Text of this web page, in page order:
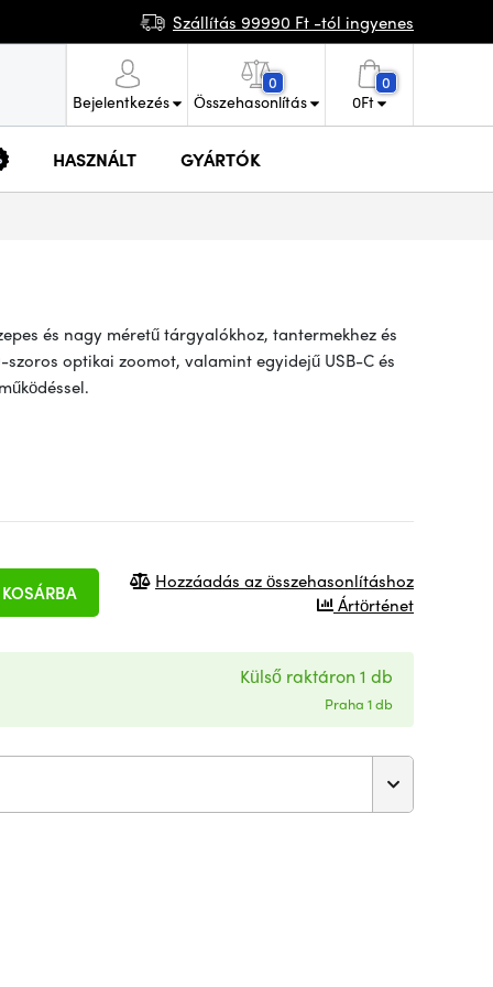
Szállítás 99990 Ft -tól ingyenes
Bejelentkezés
0
Összehasonlítás
0
0Ft
HASZNÁLT GYÁRTÓK
és nagy méretű tárgyalókhoz, tantermekhez és
optikai zoomot, valamint egyidejű USB-C és
KOSÁRBA
Hozzáadás az összehasonlításhoz
Ártörténet
Külső raktáron 1 db
Praha 1 db